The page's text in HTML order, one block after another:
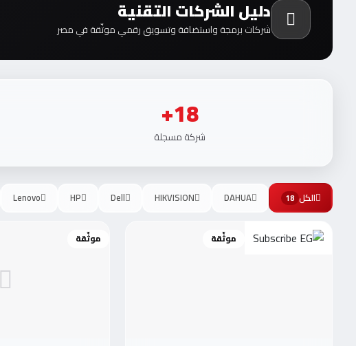
دليل الشركات التقنية
شركات برمجة واستضافة وتسويق رقمي موثّقة في مصر
18+
شركة مسجلة
الكل 18
DAHUA
HIKVISION
Dell
HP
Lenovo
موثّقة موثّقة